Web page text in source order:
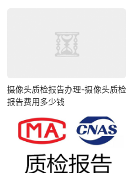
摄像头质检报告办理-摄像头质检
报告费用多少钱